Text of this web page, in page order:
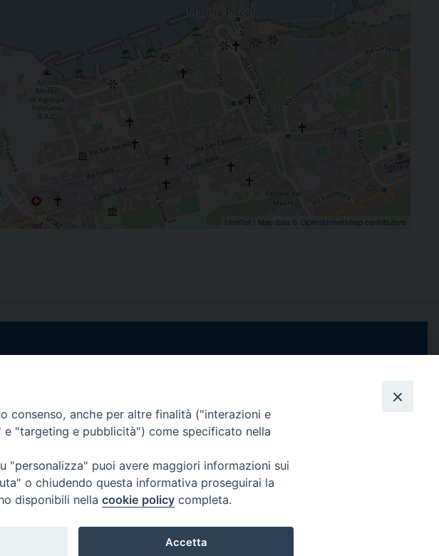
Leaflet | Map data © OpenStreetMap contributors
ed Orari Apertura Uffici:
e Mercoledì ore 09:30 – 12:30
YouTube
Channel
Feed
Informativa Privacy
COPYRIGHT © 2013-2025
consenso, anche per altre finalità ("interazioni e
"targeting e pubblicità") come specificato nella
puoi avere maggiori informazioni sui
o chiudendo questa informativa proseguirai la
disponibili nella cookie policy completa.
Accetta